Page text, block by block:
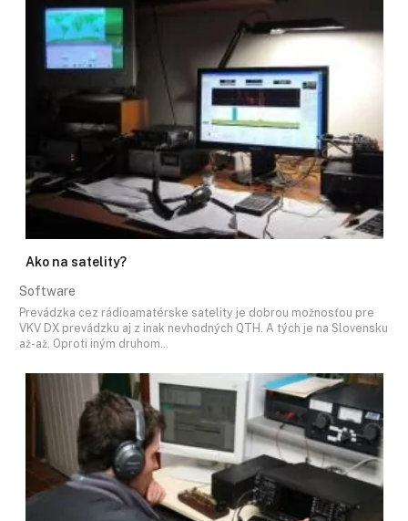
Ako na satelity?
Software
Prevádzka cez rádioamatérske satelity je dobrou možnosťou pre
VKV DX prevádzku aj z inak nevhodných QTH. A tých je na Slovensku
až-až. Oproti iným druhom…